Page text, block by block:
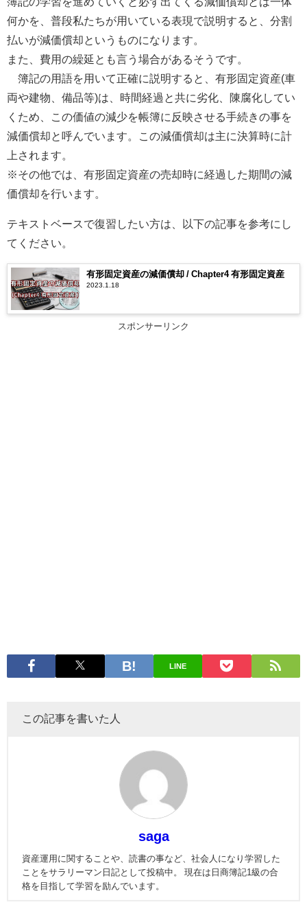
何かを、普段私たちが用いている表現で説明すると、分割
払いが減価償却というものになります。
また、費用の繰延とも言う場合があるそうです。
簿記の用語を用いて正確に説明すると、有形固定資産(車
両や建物、備品等)は、時間経過と共に劣化、陳腐化してい
くため、この価値の減少を帳簿に反映させる手続きの事を
減価償却と呼んでいます。この減価償却は主に決算時に計
上されます。
※その他では、有形固定資産の売却時に経過した期間の減
価償却を行います。
テキストベースで復習したい方は、以下の記事を参考にし
てください。
有形固定資産の減価償却 / Chapter4 有形固定資産
2023.1.18
スポンサーリンク
LINE
この記事を書いた人
saga
資産運用に関することや、読書の事など、社会人になり学習した
ことをサラリーマン日記として投稿中。 現在は日商簿記1級の合
格を目指して学習を励んでいます。